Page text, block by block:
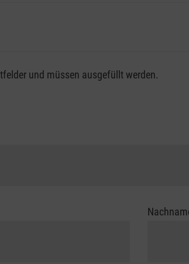
/ Unfallkasse nutzen,
der vollen Kursgebühr als Selbstzahler.
und müssen ausgefüllt werden.